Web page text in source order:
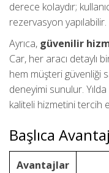
derece kolaydır;
rezervasyon yapılabilir.
Ayrıca, güvenilir
Car, her aracı detaylı
hem müşteri güvenliği
deneyimi sunulur.
kaliteli hizmetini tercih
Başlıca
Avantajlar